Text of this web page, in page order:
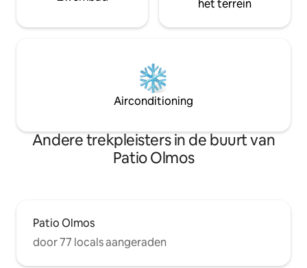
het terrein
Airconditioning
Andere trekpleisters in de buurt van
Patio Olmos
Patio Olmos
door 77 locals aangeraden